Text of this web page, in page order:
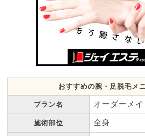
おすすめの腕・足脱毛メ
プラン名 オーダーメ
施術部位 全身